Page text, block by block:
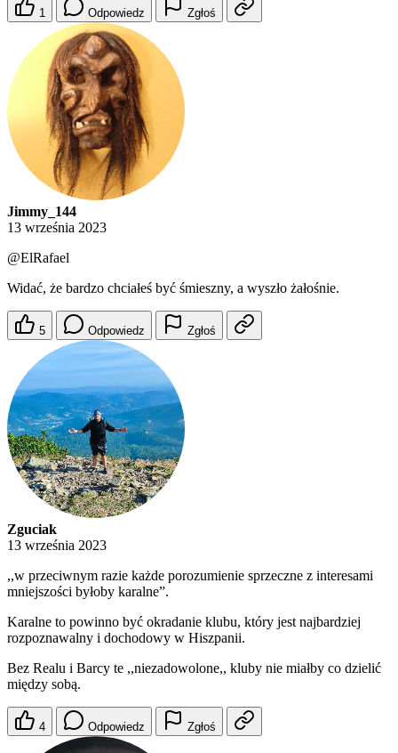
1 Odpowiedz Zgłoś
Jimmy_144
13 września 2023
@ElRafael
Widać, że bardzo chciałeś być śmieszny, a wyszło żałośnie.
5 Odpowiedz Zgłoś
Zguciak
13 września 2023
,,w przeciwnym razie każde porozumienie sprzeczne z interesami
mniejszości byłoby karalne”.
Karalne to powinno być okradanie klubu, który jest najbardziej
rozpoznawalny i dochodowy w Hiszpanii.
Bez Realu i Barcy te ,,niezadowolone,, kluby nie miałby co dzielić
między sobą.
4 Odpowiedz Zgłoś